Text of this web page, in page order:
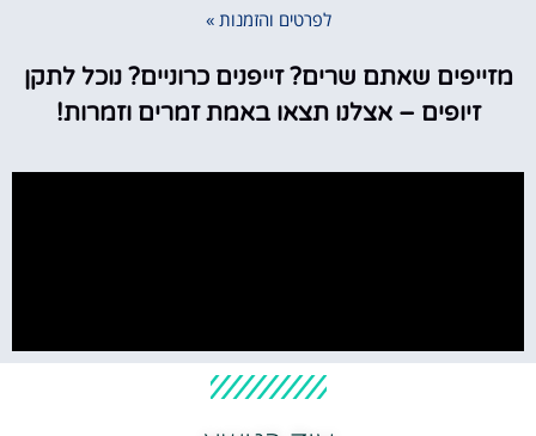
לפרטים והזמנות »
מזייפים שאתם שרים? זייפנים כרוניים? נוכל לתקן
זיופים – אצלנו תצאו באמת זמרים וזמרות!